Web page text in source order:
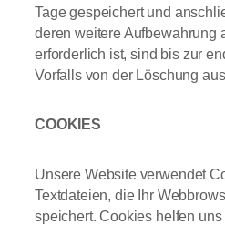
Tage gespeichert und
deren weitere Aufbewahrung
erforderlich ist, sind bis zur
Vorfalls von der Löschung
COOKIES
Unsere Website verwendet
Textdateien, die Ihr
speichert. Cookies helfen